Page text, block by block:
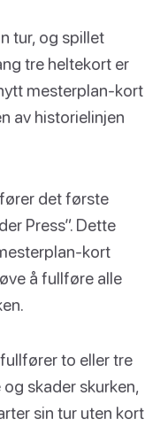
tur, og spillet
tre heltekort er
mesterplan-kort
av historielinjen
det første
Press”. Dette
kort
å fullføre alle
to eller tre
skader skurken,
sin tur uten kort